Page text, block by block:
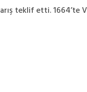
teklif etti. 1664’te